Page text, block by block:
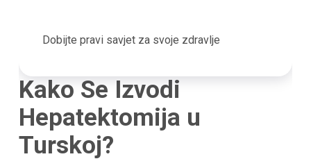
Dobijte pravi savjet za svoje zdravlje
Kako Se Izvodi
Hepatektomija u
Turskoj?